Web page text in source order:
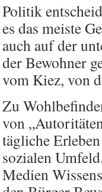
Politik
es das meiste
auch auf der
der Bewohner
vom Kiez, von
Zu
von
tägliche
sozialen
Medien